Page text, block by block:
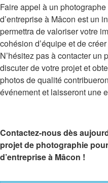
Faire appel à un
d’entreprise à Mâcon est un
permettra de valoriser votre
cohésion d’équipe et de
N’hésitez pas à contacter
discuter de votre projet et
photos de qualité
événement et laisseront une
Contactez-nous dès
projet de photographie
d’entreprise à Mâcon !